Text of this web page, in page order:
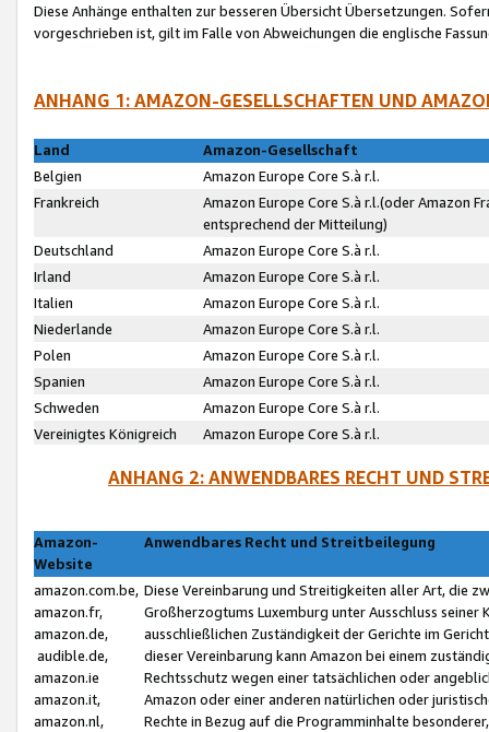
Diese Anhänge enthalten zur besseren Übersicht Übersetzungen.
vorgeschrieben ist, gilt im Falle von Abweichungen die englische
ANHANG 1: AMAZON-GESELLSCHAFTEN UND
Land
Amazon-Gesellschaft
Belgien
Amazon Europe Core S.à r.l.
Frankreich
Amazon Europe Core S.à r.l.(oder Amazon
entsprechend der Mitteilung)
Deutschland
Amazon Europe Core S.à r.l.
Irland
Amazon Europe Core S.à r.l.
Italien
Amazon Europe Core S.à r.l.
Niederlande
Amazon Europe Core S.à r.l.
Polen
Amazon Europe Core S.à r.l.
Spanien
Amazon Europe Core S.à r.l.
Schweden
Amazon Europe Core S.à r.l.
Vereinigtes Königreich
Amazon Europe Core S.à r.l.
ANHANG 2: ANWENDBARES RECHT UND
Amazon-
Website
Anwendbares Recht und Streitbeilegung
amazon.com.be,
amazon.fr,
amazon.de,
audible.de,
amazon.ie
amazon.it,
amazon.nl,
Diese Vereinbarung und Streitigkeiten aller Art, die
Großherzogtums Luxemburg unter Ausschluss
ausschließlichen Zuständigkeit der Gerichte im
dieser Vereinbarung kann Amazon bei einem
Rechtsschutz wegen einer tatsächlichen oder
Amazon oder einer anderen natürlichen oder
Rechte in Bezug auf die Programminhalte